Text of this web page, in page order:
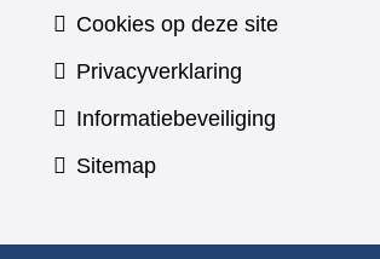
Cookies op deze site
Privacyverklaring
Informatiebeveiliging
Sitemap